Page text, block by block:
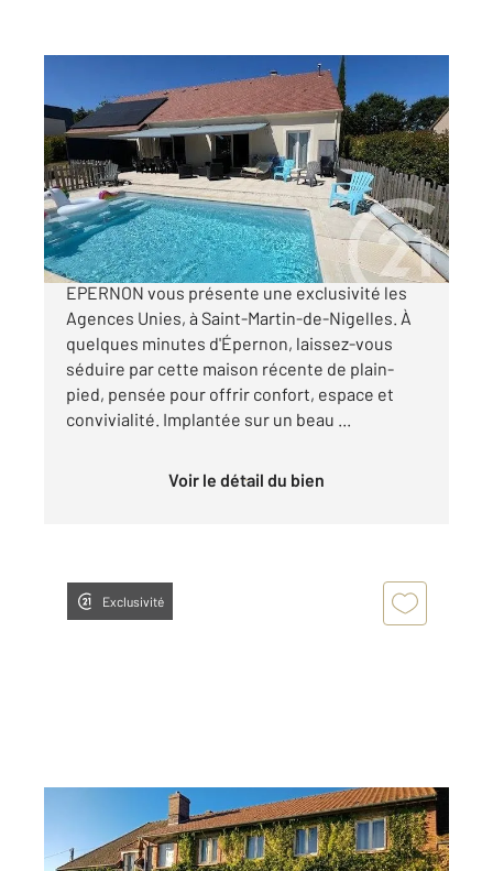
EPERNON 28
135 m2, 6 pièces
Ref : 3167
Maison à vendre
451 500 €
Votre agence Century 21 Universal Demeure
EPERNON vous présente une exclusivité les
Agences Unies, à Saint-Martin-de-Nigelles. À
quelques minutes d'Épernon, laissez-vous
séduire par cette maison récente de plain-
pied, pensée pour offrir confort, espace et
convivialité. Implantée sur un beau ...
Voir le détail du bien
Exclusivité
EPERNON 28
290 m 2, 7 pièces
Ref : 3067